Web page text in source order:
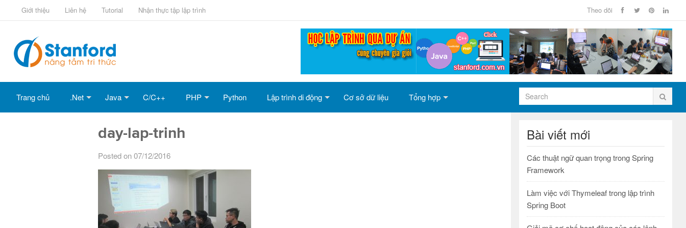
Giới thiệu Liên hệ Tutorial Nhận thực tập lập trình Theo dõi
Trang chủ .Net Java C/C++ PHP Python Lập trình di động Cơ sở dữ liệu Tổng hợp
day-lap-trinh
Posted on 07/12/2016
Bài viết mới
Các thuật ngữ quan trọng trong Spring
Framework
Làm việc với Thymeleaf trong lập trình
Spring Boot